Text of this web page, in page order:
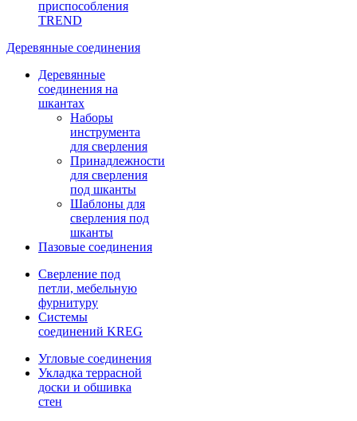
приспособления
TREND
Деревянные соединения
Деревянные
соединения на
шкантах
Наборы
инструмента
для сверления
Принадлежности
для сверления
под шканты
Шаблоны для
сверления под
шканты
Пазовые соединения
Сверление под
петли, мебельную
фурнитуру
Системы
соединений KREG
Угловые соединения
Укладка террасной
доски и обшивка
стен